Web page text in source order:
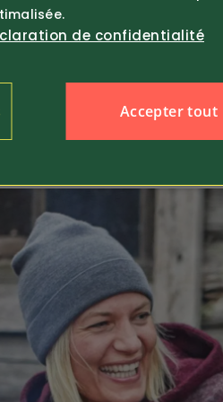
Casquette d’hiver
Smaland (12...
de confidentialité
Accepter tout